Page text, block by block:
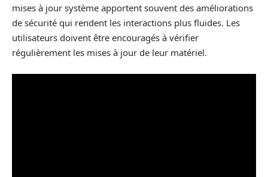
mises à jour système apportent souvent des améliorations
de sécurité qui rendent les interactions plus fluides. Les
utilisateurs doivent être encouragés à vérifier
régulièrement les mises à jour de leur matériel.